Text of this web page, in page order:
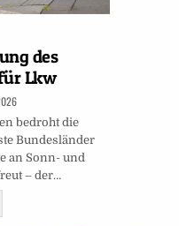
des
Lkw
bedroht die
Bundesländer
an Sonn- und
– der…